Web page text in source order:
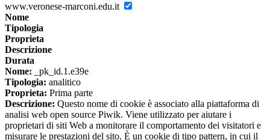
www.veronese-marconi.edu.it
Nome
Tipologia
Proprieta
Descrizione
Durata
Nome: _pk_id.1.e39e
Tipologia: analitico
Proprieta: Prima parte
Descrizione: Questo nome di cookie è associato alla piattaforma di
analisi web open source Piwik. Viene utilizzato per aiutare i
proprietari di siti Web a monitorare il comportamento dei visitatori e
misurare le prestazioni del sito. È un cookie di tipo pattern, in cui il